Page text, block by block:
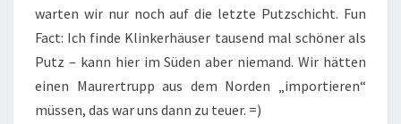
warten wir nur noch auf die letzte Putzschicht. Fun
Fact: Ich finde Klinkerhäuser tausend mal schöner als
Putz – kann hier im Süden aber niemand. Wir hätten
einen Maurertrupp aus dem Norden „importieren“
müssen, das war uns dann zu teuer. =)